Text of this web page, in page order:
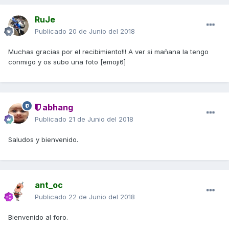
RuJe
Publicado 20 de Junio del 2018
Muchas gracias por el recibimiento!!! A ver si mañana la tengo
conmigo y os subo una foto [emoji6]
abhang
Publicado 21 de Junio del 2018
Saludos y bienvenido.
ant_oc
Publicado 22 de Junio del 2018
Bienvenido al foro.